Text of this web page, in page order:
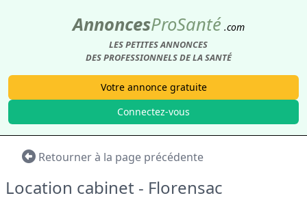
AnnoncesProSanté .com
LES PETITES ANNONCES
DES PROFESSIONNELS DE LA SANTÉ
Votre annonce gratuite
Connectez-vous
Retourner à la page précédente
Location cabinet - Florensac